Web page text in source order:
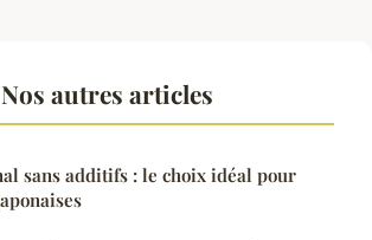
autres articles
sans additifs : le choix idéal pour